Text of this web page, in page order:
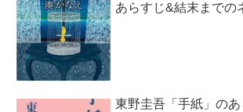
あらすじ&結末までの
東野圭吾「手紙」の